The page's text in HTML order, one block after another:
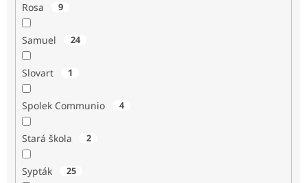
Rosa 9
Samuel 24
Slovart 1
Spolek Communio 4
Stará škola 2
Sypták 25